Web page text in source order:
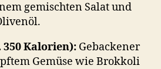
gemischten Salat und
350 Kalorien): Gebackener
Gemüse wie Brokkoli